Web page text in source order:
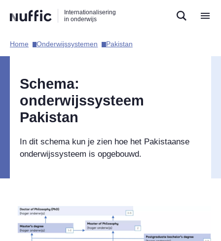
naar
zoekfunctie
naar
hoofdnavigatie
naar
inhoud
Internationalisering
in onderwijs
Hoofdnavigatie
Home​ Onderwijssystemen​ Pakistan​
Schema:
onderwijssysteem
Pakistan
In dit schema kun je zien hoe het Pakistaanse
onderwijssysteem is opgebouwd.